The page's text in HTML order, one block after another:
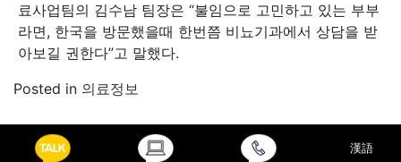
료사업팀의 김수남 팀장은 “불임으로 고민하고 있는 부부
라면, 한국을 방문했을때 한번쯤 비뇨기과에서 상담을 받
아보길 권한다”고 말했다.
Posted in 의료정보
Post navigation
땀이 비오듯 쏟아지는 ‘다한증’, 뇌질환이 원인일 수 있다!
소변을 볼 때 피가 나와요, 혹시 ‘방광암’인가요?
漢語